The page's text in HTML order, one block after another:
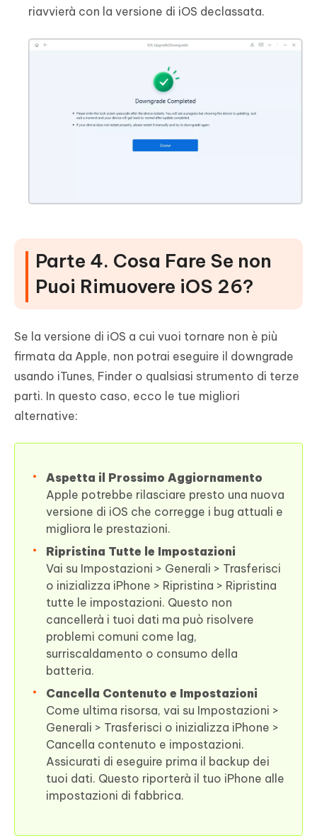
riavvierà con la versione di iOS declassata.
Parte 4. Cosa Fare Se non
Puoi Rimuovere iOS 26?
Se la versione di iOS a cui vuoi tornare non è più
firmata da Apple, non potrai eseguire il downgrade
usando iTunes, Finder o qualsiasi strumento di terze
parti. In questo caso, ecco le tue migliori
alternative:
Aspetta il Prossimo Aggiornamento
Apple potrebbe rilasciare presto una nuova
versione di iOS che corregge i bug attuali e
migliora le prestazioni.
Ripristina Tutte le Impostazioni
Vai su Impostazioni > Generali > Trasferisci
o inizializza iPhone > Ripristina > Ripristina
tutte le impostazioni. Questo non
cancellerà i tuoi dati ma può risolvere
problemi comuni come lag,
surriscaldamento o consumo della
batteria.
Cancella Contenuto e Impostazioni
Come ultima risorsa, vai su Impostazioni >
Generali > Trasferisci o inizializza iPhone >
Cancella contenuto e impostazioni.
Assicurati di eseguire prima il backup dei
tuoi dati. Questo riporterà il tuo iPhone alle
impostazioni di fabbrica.